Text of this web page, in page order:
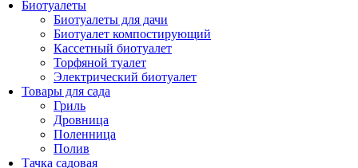
Биотуалеты
Биотуалеты для дачи
Биотуалет компостирующий
Кассетный биотуалет
Торфяной туалет
Электрический биотуалет
Товары для сада
Гриль
Дровница
Поленница
Полив
Тачка садовая